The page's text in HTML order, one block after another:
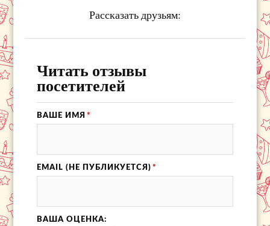
Рассказать друзьям:
Читать отзывы
посетителей
ВАШЕ ИМЯ *
EMAIL (НЕ ПУБЛИКУЕТСЯ) *
ВАША ОЦЕНКА: